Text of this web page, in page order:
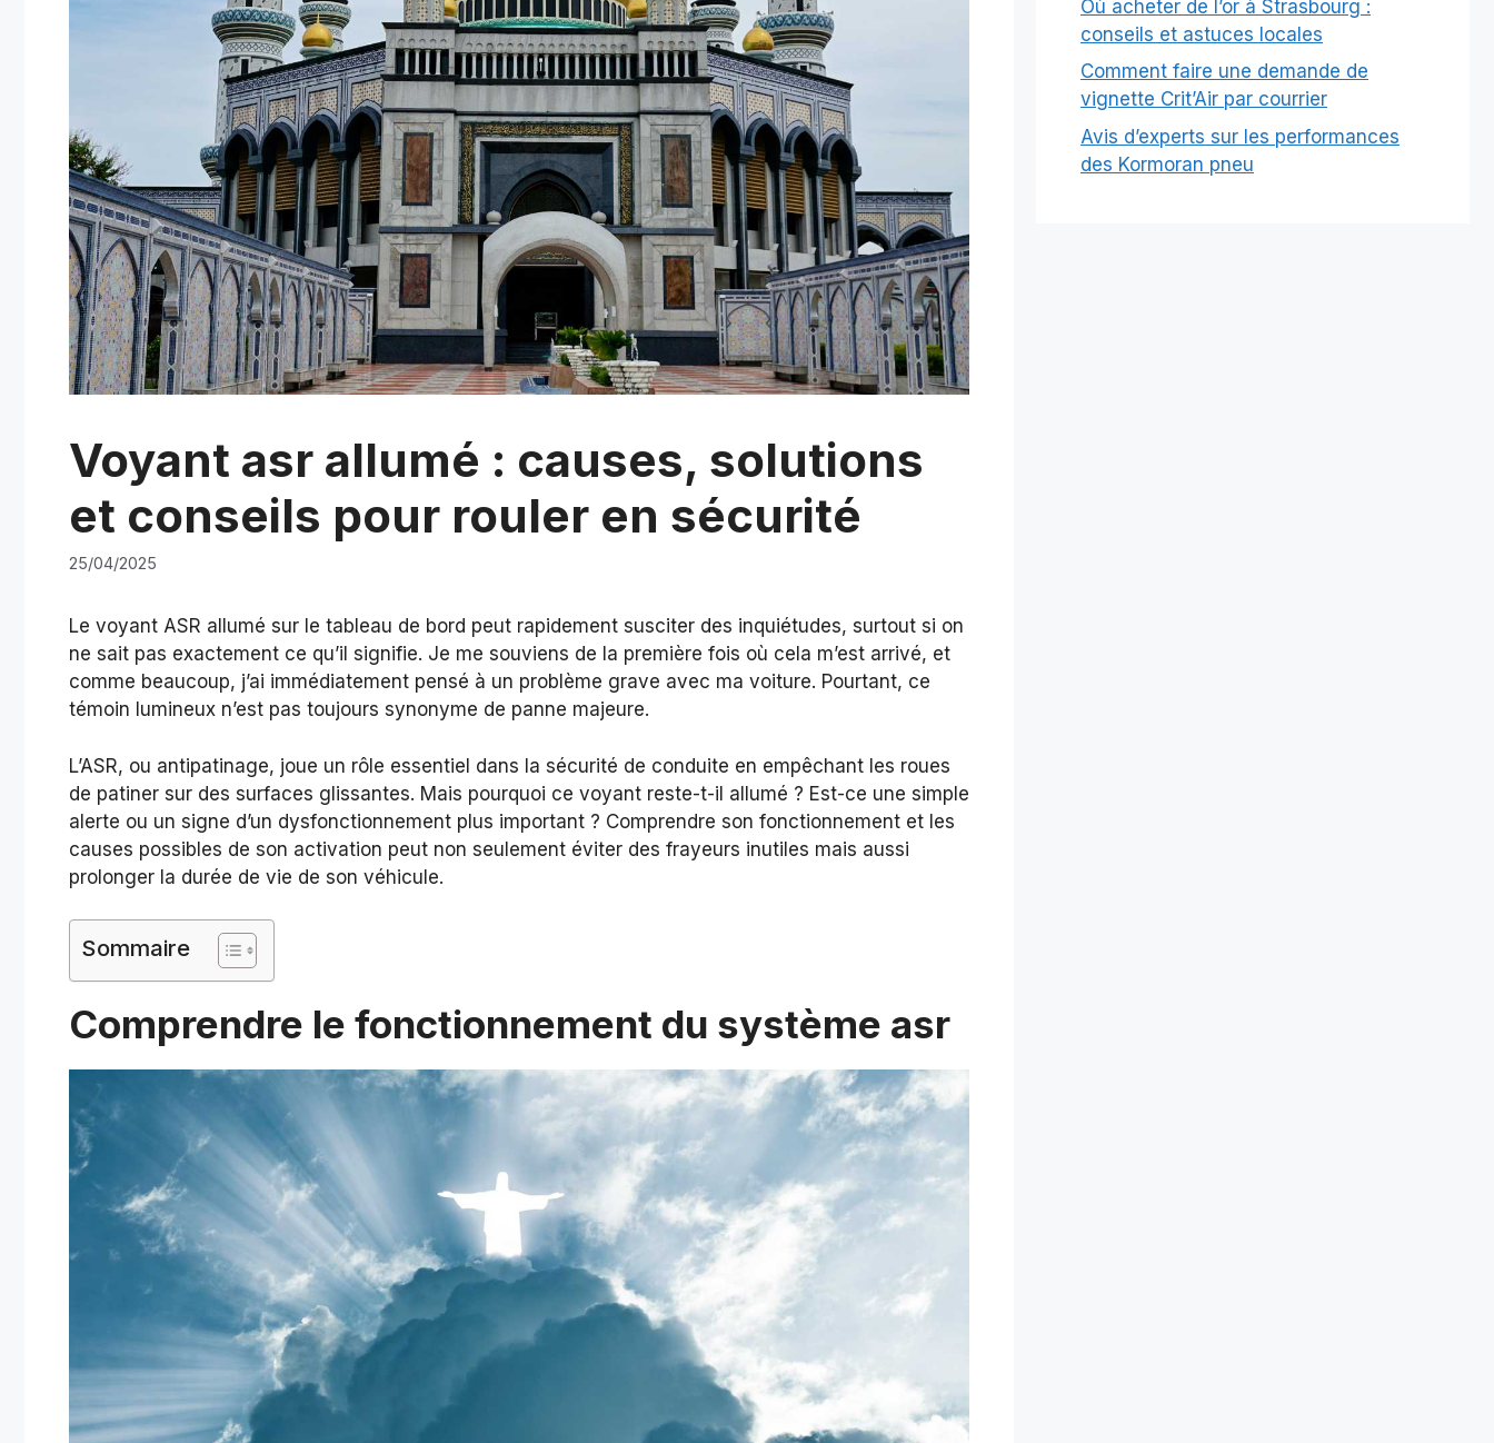
Voyant asr allumé : causes, solutions
et conseils pour rouler en sécurité
25/04/2025
Le voyant ASR allumé sur le tableau de bord peut rapidement susciter des inquiétudes, surtout si on
ne sait pas exactement ce qu’il signifie. Je me souviens de la première fois où cela m’est arrivé, et
comme beaucoup, j’ai immédiatement pensé à un problème grave avec ma voiture. Pourtant, ce
témoin lumineux n’est pas toujours synonyme de panne majeure.
L’ASR, ou antipatinage, joue un rôle essentiel dans la sécurité de conduite en empêchant les roues
de patiner sur des surfaces glissantes. Mais pourquoi ce voyant reste-t-il allumé ? Est-ce une simple
alerte ou un signe d’un dysfonctionnement plus important ? Comprendre son fonctionnement et les
causes possibles de son activation peut non seulement éviter des frayeurs inutiles mais aussi
prolonger la durée de vie de son véhicule.
Sommaire
Comprendre le fonctionnement du système asr
Où acheter de l’or à Strasbourg :
conseils et astuces locales
Comment faire une demande de
vignette Crit’Air par courrier
Avis d’experts sur les performances
des Kormoran pneu